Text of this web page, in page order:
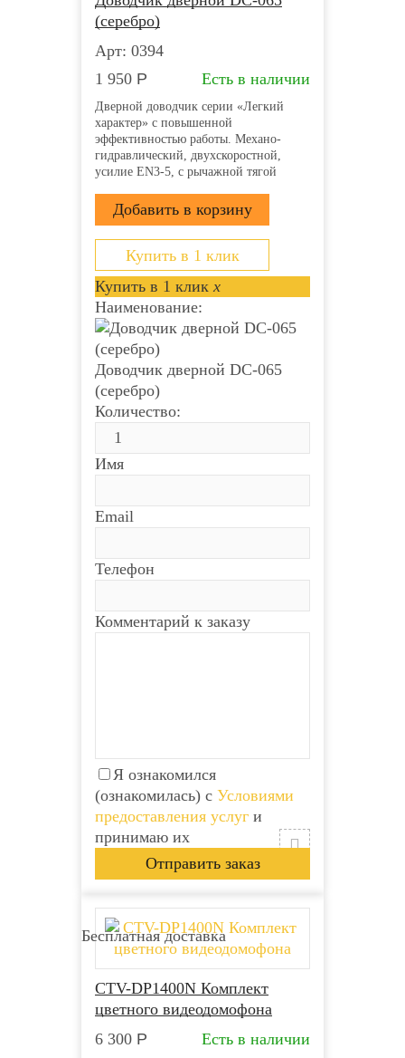
Более детально со способами доставки можно
ознакомитьсяздесь
(серебро)
Арт: 0394
1 950 Р Есть в наличии
Дверной доводчик серии «Легкий
характер» с повышенной
эффективностью работы. Механо-
гидравлический, двухскоростной,
усилие EN3-5, с рычажной тягой
Купить в 1 клик
Купить в 1 клик x
Наименование:
Доводчик дверной DC-065
(серебро)
Количество:
Имя
Email
Телефон
Комментарий к заказу
Я ознакомился
(ознакомилась) с Условиями
предоставления услуг и
принимаю их
Бесплатная доставка
CTV-DP1400N Комплект
цветного видеодомофона
6 300 Р Есть в наличии